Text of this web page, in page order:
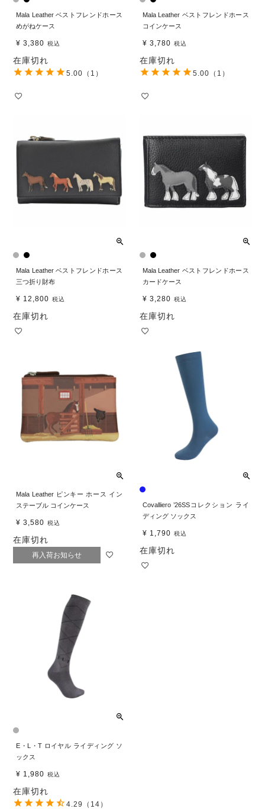
Mala Leather ベストフレンドホース
めがねケース
¥ 3,380 税込
在庫切れ
5.00 （1）
Mala Leather ベストフレンドホース
コインケース
¥ 3,780 税込
在庫切れ
5.00 （1）
Mala Leather ベストフレンドホース
三つ折り財布
¥ 12,800 税込
在庫切れ
Mala Leather ベストフレンドホース
カードケース
¥ 3,280 税込
在庫切れ
Mala Leather ピンキー ホース イン
ステーブル コインケース
¥ 3,580 税込
在庫切れ
再入荷お知らせ
Covalliero ’26SSコレクション ライ
ディング ソックス
¥ 1,790 税込
在庫切れ
E・L・T ロイヤル ライディング ソ
ックス
¥ 1,980 税込
在庫切れ
4.29 （14）